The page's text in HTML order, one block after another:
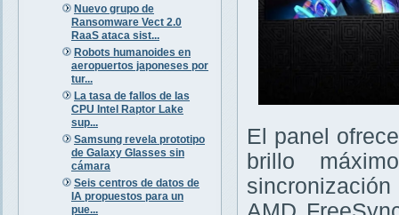
Nuevo grupo de
Ransomware Vect 2.0
RaaS ataca sist...
Robots humanoides en
aeropuertos japoneses por
tur...
La tasa de fallos de las
CPU Intel Raptor Lake
sup...
Samsung revela prototipo
de Galaxy Glasses sin
cámara
Seis centros de datos de
IA propuestos para un
pue...
El panel
brillo